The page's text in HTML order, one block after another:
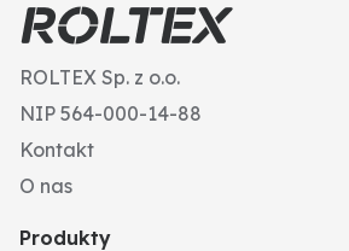
ROLTEX Sp. z o.o.
NIP 564-000-14-88
Kontakt
O nas
Produkty